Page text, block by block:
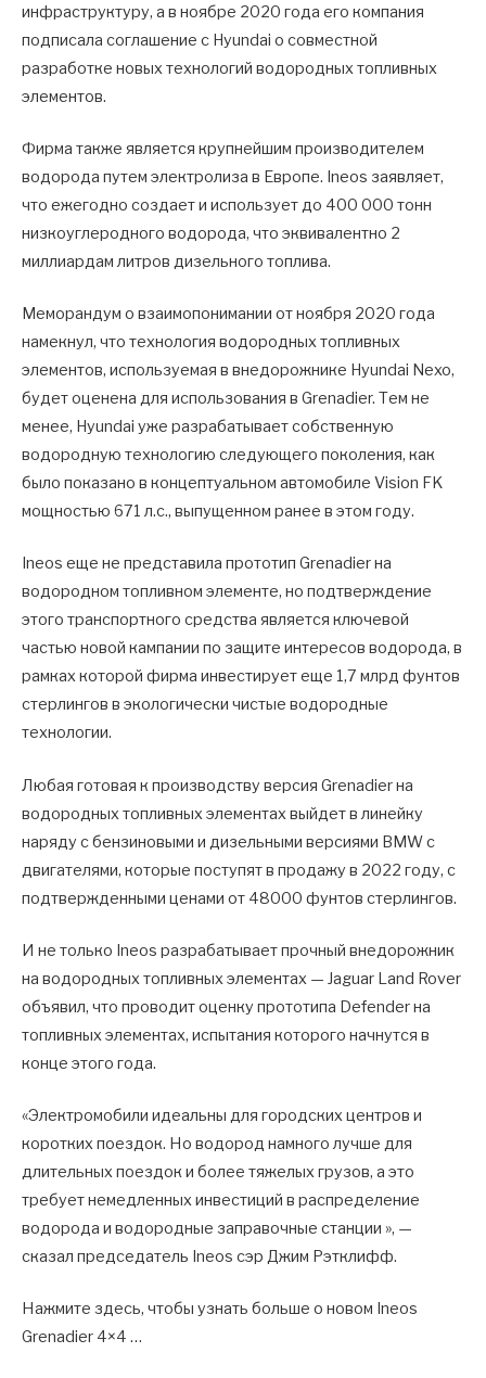
инфраструктуру, а в ноябре 2020 года его компания
подписала соглашение с Hyundai о совместной
разработке новых технологий водородных топливных
элементов.
Фирма также является крупнейшим производителем
водорода путем электролиза в Европе. Ineos заявляет,
что ежегодно создает и использует до 400 000 тонн
низкоуглеродного водорода, что эквивалентно 2
миллиардам литров дизельного топлива.
Меморандум о взаимопонимании от ноября 2020 года
намекнул, что технология водородных топливных
элементов, используемая в внедорожнике Hyundai Nexo,
будет оценена для использования в Grenadier. Тем не
менее, Hyundai уже разрабатывает собственную
водородную технологию следующего поколения, как
было показано в концептуальном автомобиле Vision FK
мощностью 671 л.с., выпущенном ранее в этом году.
Ineos еще не представила прототип Grenadier на
водородном топливном элементе, но подтверждение
этого транспортного средства является ключевой
частью новой кампании по защите интересов водорода, в
рамках которой фирма инвестирует еще 1,7 млрд фунтов
стерлингов в экологически чистые водородные
технологии.
Любая готовая к производству версия Grenadier на
водородных топливных элементах выйдет в линейку
наряду с бензиновыми и дизельными версиями BMW с
двигателями, которые поступят в продажу в 2022 году, с
подтвержденными ценами от 48000 фунтов стерлингов.
И не только Ineos разрабатывает прочный внедорожник
на водородных топливных элементах — Jaguar Land Rover
объявил, что проводит оценку прототипа Defender на
топливных элементах, испытания которого начнутся в
конце этого года.
«Электромобили идеальны для городских центров и
коротких поездок. Но водород намного лучше для
длительных поездок и более тяжелых грузов, а это
требует немедленных инвестиций в распределение
водорода и водородные заправочные станции », —
сказал председатель Ineos сэр Джим Рэтклифф.
Нажмите здесь, чтобы узнать больше о новом Ineos
Grenadier 4×4 …